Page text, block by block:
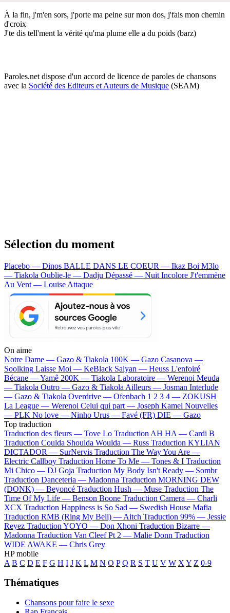
À la fin, j'm'en sors, j'porte ma peine sur mon dos, j'fais mon chemin
d'croix
J'te dis tell'ment la vérité qu'ma plume elle a du poids (barz)
Paroles.net dispose d'un accord de licence de paroles de chansons
avec la Société des Editeurs et Auteurs de Musique (SEAM)
Sélection du moment
Placebo — Dinos BALLE DANS LE COEUR — Ikaz Boi M3lo
— Tiakola Oublie-le — Dadju Dépassé — Nuit Incolore J't'emmène
Au Vent — Louise Attaque
On aime
Notre Dame — Gazo & Tiakola 100K — Gazo Casanova —
Soolking Laisse Moi — KeBlack Saiyan — Heuss L'enfoiré
Bécane —Yamê 200K — Tiakola Laboratoire — Werenoi Meuda
— Tiakola Outro — Gazo & Tiakola Ailleurs — Josman Interlude
— Gazo & Tiakola Overdrive — Ofenbach 1 2 3 4 — ZOKUSH
La League — Werenoi Celui qui part — Joseph Kamel Nouvelles
— PLK No love — Ninho Urus — Favé (FR) DIE — Gazo
Top traduction
Traduction des fleurs — Tove Lo Traduction AH HA — Cardi B
Traduction Coulda Shoulda Woulda — Russ Traduction KYLIAN
DICTADOR — SurNervis Traduction The Way You Are —
Electric Callboy Traduction Home To Me — Tones & I Traduction
Mi Chico — DJ Goja Traduction My Body Isn't Ready — Sombr
Traduction Danceteria — Madonna Traduction MORNING DEW
(DONK) — Beyoncé Traduction Hush — Muse Traduction The
Time Of My Life — Benson Boone Traduction Camera — Charli
XCX Traduction Happiness is So Sad — Swedish House Mafia
Traduction RMB (Ring My Bell) — Aitch Traduction 99% — Jessie
Reyez Traduction YOYO — Don Xhoni Traduction Bizarre —
Madonna Traduction Van Cleef Pt 2 — Malie Donn Traduction
WIDE AWAKE — Chris Grey
HP mobile
A B C D E F G H I J K L M N O P Q R S T U V W X Y Z 0-9
Thématiques
Chansons pour faire le sexe